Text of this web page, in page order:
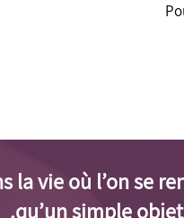
la vie où l’on se
qu’un simple